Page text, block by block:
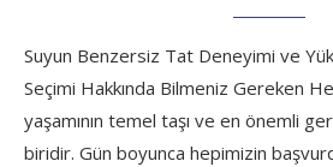
Suyun Benzersiz Tat Deneyimi ve
Seçimi Hakkında Bilmeniz Gereken
yaşamının temel taşı ve en önemli
biridir. Gün boyunca hepimizin